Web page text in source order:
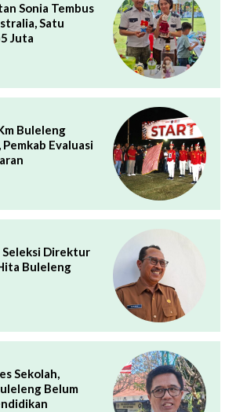
Sonia Tembus
Satu
Juta
Buleleng
Evaluasi
Seleksi Direktur
Buleleng
Sekolah,
Belum